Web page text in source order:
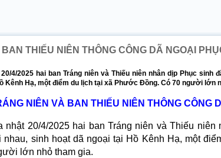
THIẾU NIÊN THÔNG CÔNG DÃ NGOẠI
4/2025 hai ban Tráng niên và Thiếu niên nhân dịp Phục sinh
Kênh Hạ, một điểm du lịch tại xã Phước Đồng. Có 70 người lớn
NIÊN VÀ BAN THIẾU NIÊN THÔNG CÔNG
20/4/2025 hai ban Tráng niên và Thiếu niên
nhau, sinh hoạt dã ngoại tại Hồ Kênh Hạ, một
lớn nhỏ tham gia.